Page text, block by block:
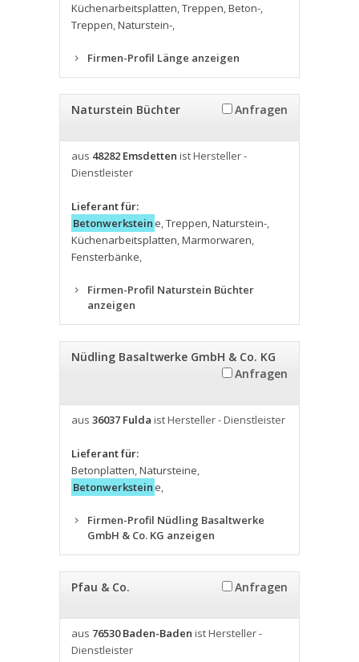
Küchenarbeitsplatten,Treppen,Beton-,
Treppen,Naturstein-,
Firmen-Profil Länge anzeigen
Naturstein Büchter Anfragen
aus 48282 Emsdetten ist Hersteller -
Dienstleister
Lieferant für:
Betonwerkstein e,Treppen,Naturstein-,
Küchenarbeitsplatten,Marmorwaren,
Fensterbänke,
Firmen-Profil Naturstein Büchter
anzeigen
Nüdling Basaltwerke GmbH & Co. KG
Anfragen
aus 36037 Fulda ist Hersteller - Dienstleister
Lieferant für:
Betonplatten,Natursteine,
Betonwerkstein e,
Firmen-Profil Nüdling Basaltwerke
GmbH & Co. KG anzeigen
Pfau & Co. Anfragen
aus 76530 Baden-Baden ist Hersteller -
Dienstleister